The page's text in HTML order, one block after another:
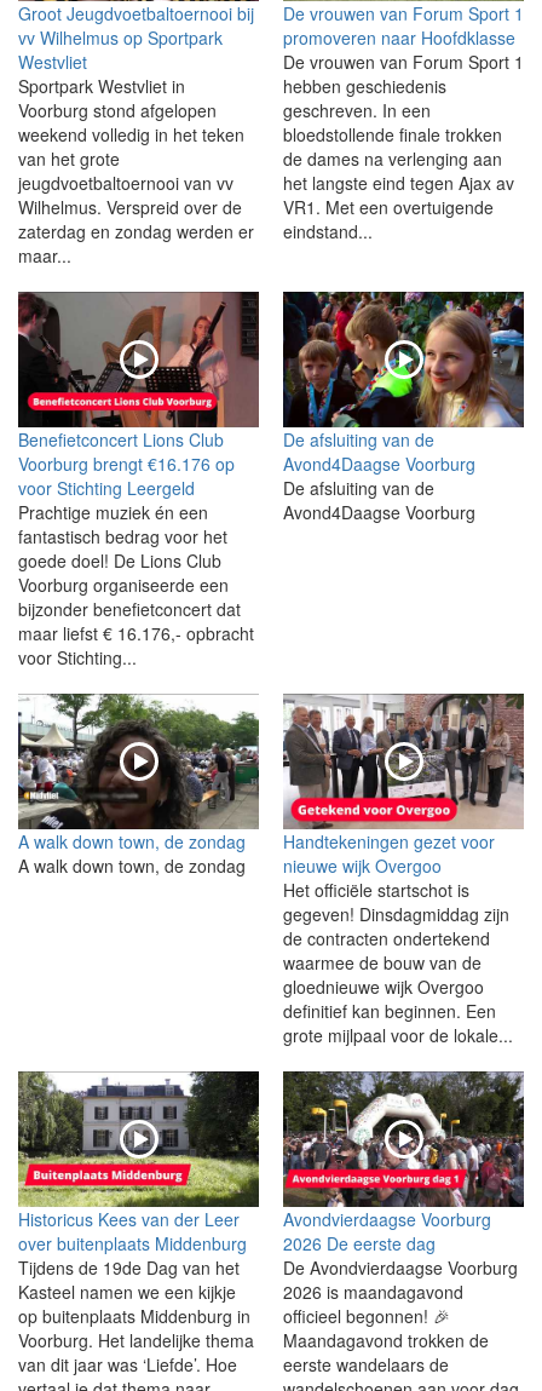
Groot Jeugdvoetbaltoernooi bij
vv Wilhelmus op Sportpark
Westvliet
Sportpark Westvliet in
Voorburg stond afgelopen
weekend volledig in het teken
van het grote
jeugdvoetbaltoernooi van vv
Wilhelmus. Verspreid over de
zaterdag en zondag werden er
maar...
De vrouwen van Forum Sport 1
promoveren naar Hoofdklasse
De vrouwen van Forum Sport 1
hebben geschiedenis
geschreven. In een
bloedstollende finale trokken
de dames na verlenging aan
het langste eind tegen Ajax av
VR1. Met een overtuigende
eindstand...
Benefietconcert Lions Club
Voorburg brengt €16.176 op
voor Stichting Leergeld
Prachtige muziek én een
fantastisch bedrag voor het
goede doel! De Lions Club
Voorburg organiseerde een
bijzonder benefietconcert dat
maar liefst € 16.176,- opbracht
voor Stichting...
De afsluiting van de
Avond4Daagse Voorburg
De afsluiting van de
Avond4Daagse Voorburg
A walk down town, de zondag
A walk down town, de zondag
Handtekeningen gezet voor
nieuwe wijk Overgoo
Het officiële startschot is
gegeven! Dinsdagmiddag zijn
de contracten ondertekend
waarmee de bouw van de
gloednieuwe wijk Overgoo
definitief kan beginnen. Een
grote mijlpaal voor de lokale...
Historicus Kees van der Leer
over buitenplaats Middenburg
Tijdens de 19de Dag van het
Kasteel namen we een kijkje
op buitenplaats Middenburg in
Voorburg. Het landelijke thema
van dit jaar was ‘Liefde’. Hoe
Avondvierdaagse Voorburg
2026 De eerste dag
De Avondvierdaagse Voorburg
2026 is maandagavond
officieel begonnen! 🎉
Maandagavond trokken de
eerste wandelaars de